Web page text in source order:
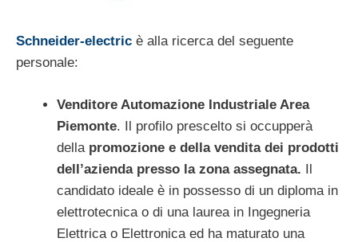
Schneider-electric è alla ricerca del seguente
personale:
Venditore Automazione Industriale Area
Piemonte. Il profilo prescelto si occupperà
dellapromozione e della vendita dei prodotti
dell’azienda presso la zona assegnata. Il
candidato ideale è in possesso di un diploma in
elettrotecnica o di una laurea in Ingegneria
Elettrica o Elettronica ed ha maturato una